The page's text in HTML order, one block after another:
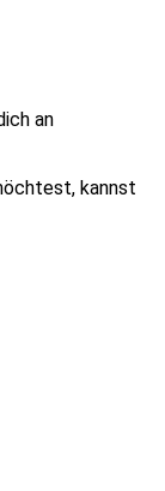
an
kannst